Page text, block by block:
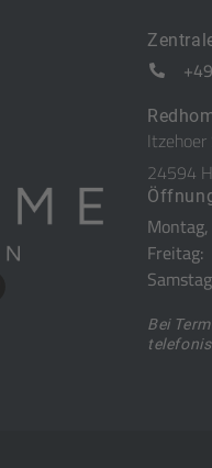
24594
Freitag:
Bei